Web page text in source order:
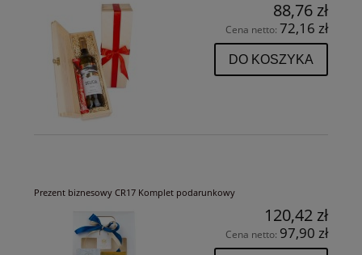
88,76 zł
Cena netto: 72,16 zł
DO KOSZYKA
Prezent biznesowy CR17 Komplet podarunkowy
120,42 zł
Cena netto: 97,90 zł